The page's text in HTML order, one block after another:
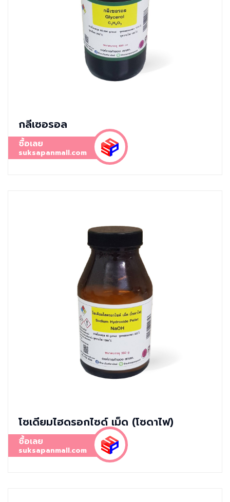
กลีเซอรอล
ซื้อเลย
suksapanmall.com
โซเดียมไฮดรอกไซด์ เม็ด (โซดาไฟ)
ซื้อเลย
suksapanmall.com